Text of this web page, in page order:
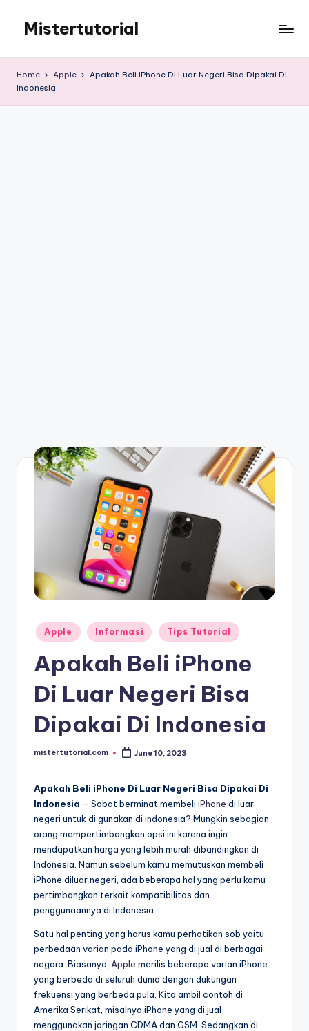
content
Mistertutorial
Android
Home Apple
Apakah Beli iPhone Di Luar Negeri Bisa Dipakai Di
Indonesia
Posted
in
Apple Informasi Tips Tutorial
Apakah Beli iPhone
Di Luar Negeri Bisa
Dipakai Di Indonesia
Posted
mistertutorial.com June 10, 2023
Apakah Beli iPhone Di Luar Negeri Bisa Dipakai Di
Indonesia – Sobat berminat membeli iPhone di luar
negeri untuk di gunakan di indonesia? Mungkin sebagian
orang mempertimbangkan opsi ini karena ingin
mendapatkan harga yang lebih murah dibandingkan di
Indonesia. Namun sebelum kamu memutuskan membeli
iPhone diluar negeri, ada beberapa hal yang perlu kamu
pertimbangkan terkait kompatibilitas dan
penggunaannya di Indonesia.
Satu hal penting yang harus kamu perhatikan sob yaitu
perbedaan varian pada iPhone yang di jual di berbagai
negara. Biasanya, Apple merilis beberapa varian iPhone
yang berbeda di seluruh dunia dengan dukungan
frekuensi yang berbeda pula. Kita ambil contoh di
Amerika Serikat, misalnya iPhone yang di jual
menggunakan jaringan CDMA dan GSM. Sedangkan di